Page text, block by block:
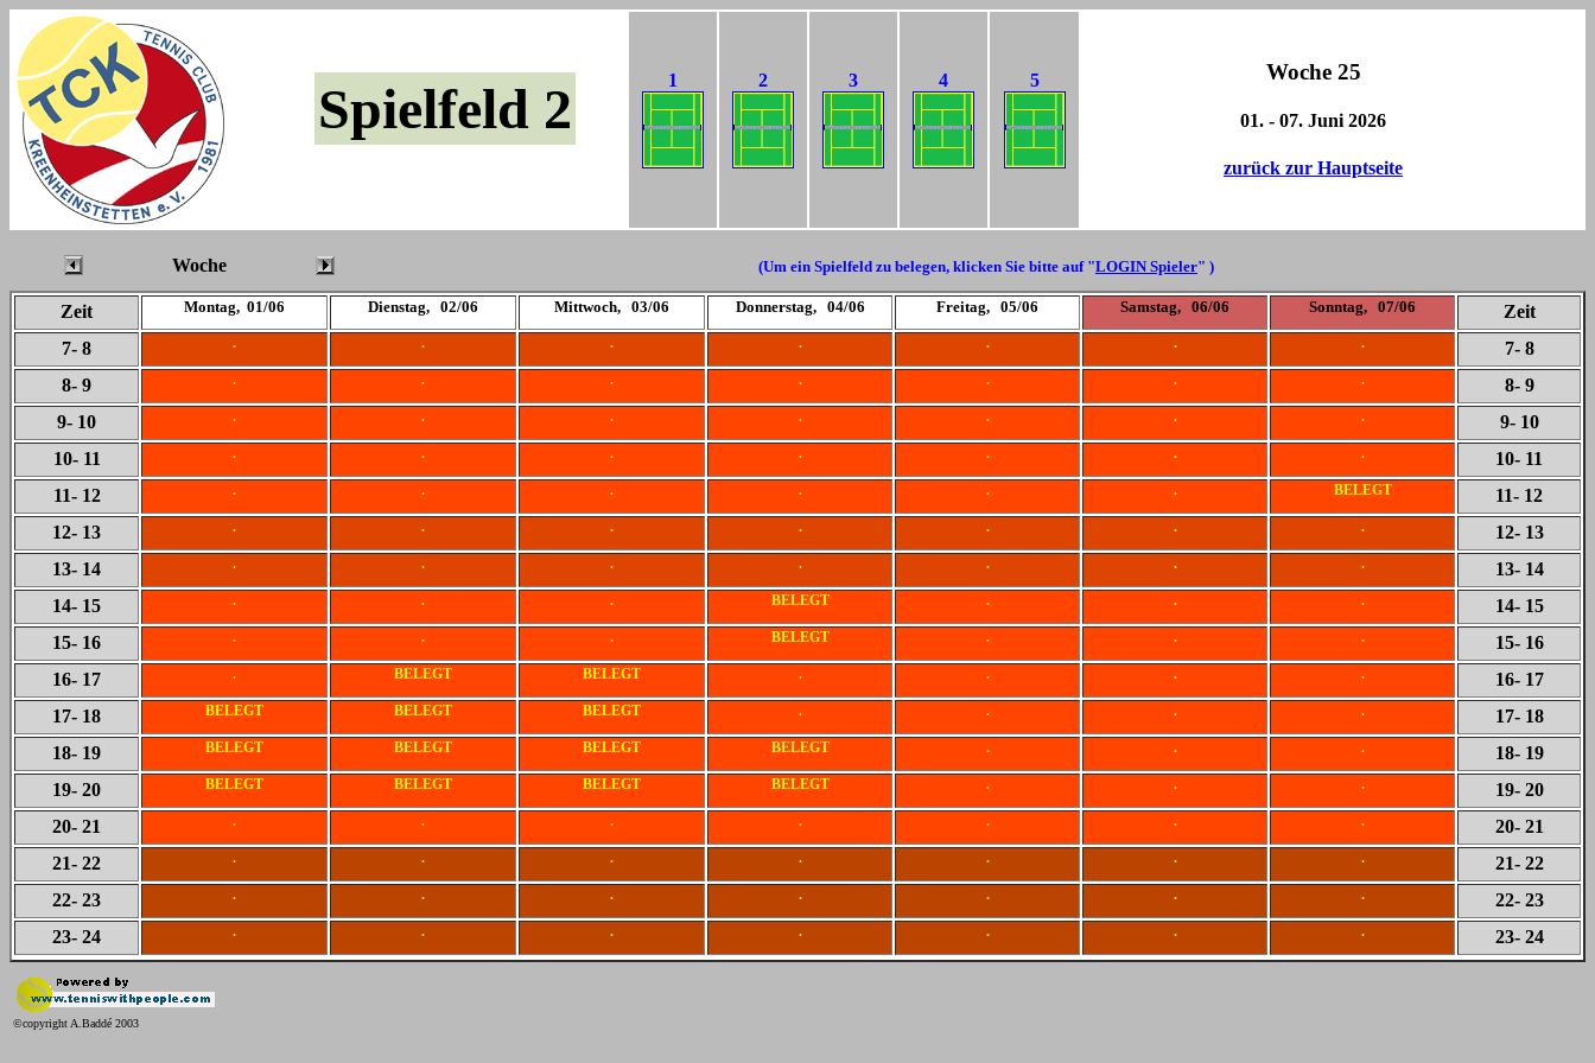
Spielfeld 2 1 2 3 4 5 Woche 25
01. - 07. Juni 2026
zurück zur Hauptseite
Woche (Um ein Spielfeld zu belegen, klicken Sie bitte auf "LOGIN Spieler" )
Zeit Montag, 01/06 Dienstag, 02/06 Mittwoch, 03/06 Donnerstag, 04/06 Freitag, 05/06 Samstag, 06/06 Sonntag, 07/06
Zeit
7- 8 . . . . . . . 7- 8
8- 9 . . . . . . . 8- 9
9- 10 . . . . . . . 9- 10
10- 11 . . . . . . . 10- 11
11- 12 . . . . . . BELEGT 11- 12
12- 13 . . . . . . . 12- 13
13- 14 . . . . . . . 13- 14
14- 15 . . . BELEGT . . . 14- 15
15- 16 . . . BELEGT . . . 15- 16
16- 17 . BELEGT BELEGT . . . . 16- 17
17- 18 BELEGT BELEGT BELEGT . . . . 17- 18
18- 19 BELEGT BELEGT BELEGT BELEGT . . . 18- 19
19- 20 BELEGT BELEGT BELEGT BELEGT . . . 19- 20
20- 21 . . . . . . . 20- 21
21- 22 . . . . . . . 21- 22
22- 23 . . . . . . . 22- 23
23- 24 . . . . . . . 23- 24
©copyright A.Baddé 2003